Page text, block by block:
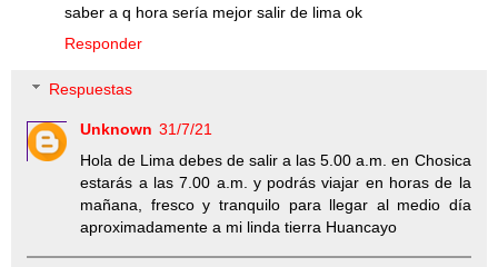
saber a q hora sería mejor salir de lima ok
Responder
Respuestas
Unknown 31/7/21
Hola de Lima debes de salir a las 5.00 a.m. en Chosica
estarás a las 7.00 a.m. y podrás viajar en horas de la
mañana, fresco y tranquilo para llegar al medio día
aproximadamente a mi linda tierra Huancayo